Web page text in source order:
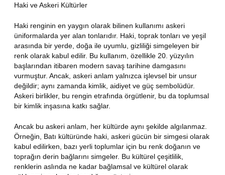
Haki ve Askeri Kültürler
Haki renginin en yaygın olarak bilinen kullanımı askeri
üniformalarda yer alan tonlarıdır. Haki, toprak tonları ve yeşil
arasında bir yerde, doğa ile uyumlu, gizliliği simgeleyen bir
renk olarak kabul edilir. Bu kullanım, özellikle 20. yüzyılın
başlarından itibaren modern savaş tarihine damgasını
vurmuştur. Ancak, askeri anlam yalnızca işlevsel bir unsur
değildir; aynı zamanda kimlik, aidiyet ve güç sembolüdür.
Askeri birlikler, bu rengin etrafında örgütlenir, bu da toplumsal
bir kimlik inşasına katkı sağlar.
Ancak bu askeri anlam, her kültürde aynı şekilde algılanmaz.
Örneğin, Batı kültüründe haki, askeri gücün bir simgesi olarak
kabul edilirken, bazı yerli toplumlar için bu renk doğanın ve
toprağın derin bağlarını simgeler. Bu kültürel çeşitlilik,
renklerin aslında ne kadar bağlamsal ve kültürel olarak